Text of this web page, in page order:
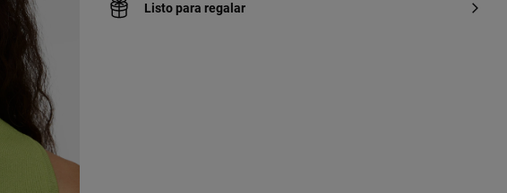
Listo para regalar